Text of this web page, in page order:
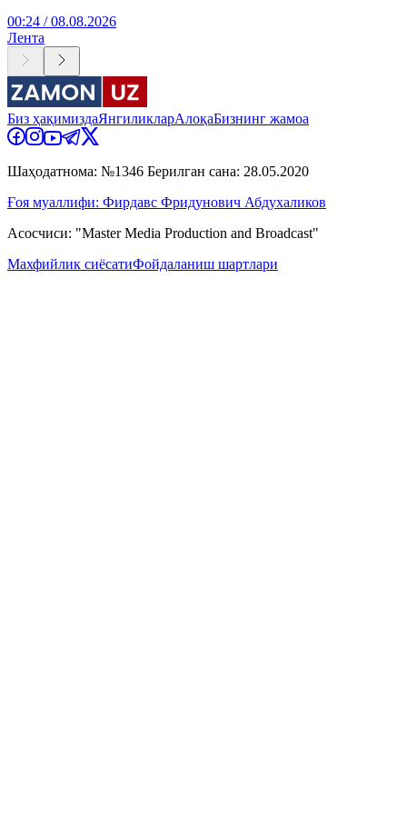
00:24 / 08.08.2026
Лента
Биз ҳақимиздаЯнгиликларАлоқаБизнинг жамоа
Шаҳодатнома: №1346 Берилган сана: 28.05.2020
Ғоя муаллифи: Фирдавс Фридунович Абдухаликов
Асосчиси: "Master Media Production and Broadcast"
Махфийлик сиёсатиФойдаланиш шартлари